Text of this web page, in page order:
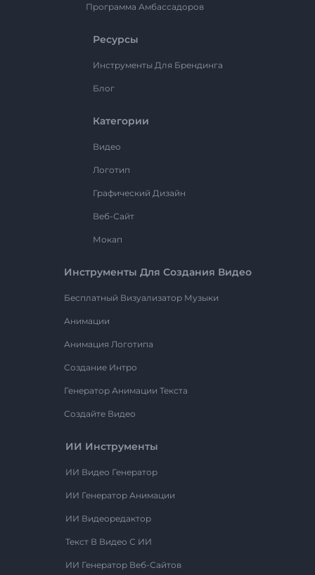
Программа Амбассадоров
Ресурсы
Инструменты Для Брендинга
Блог
Категории
Видео
Логотип
Графический Дизайн
Веб-Сайт
Мокап
Инструменты Для Создания Видео
Бесплатный Визуализатор Музыки
Анимации
Анимация Логотипа
Создание Интро
Генератор Анимации Текста
Создайте Видео
ИИ Инструменты
ИИ Видео Генератор
ИИ Генератор Анимации
ИИ Видеоредактор
Текст В Видео С ИИ
ИИ Генератор Веб-Сайтов